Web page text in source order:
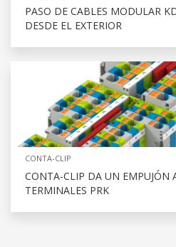
PASO DE CABLES MODULAR
DESDE EL EXTERIOR
CONTA-CLIP
CONTA-CLIP DA UN EMPUJÓN
TERMINALES PRK